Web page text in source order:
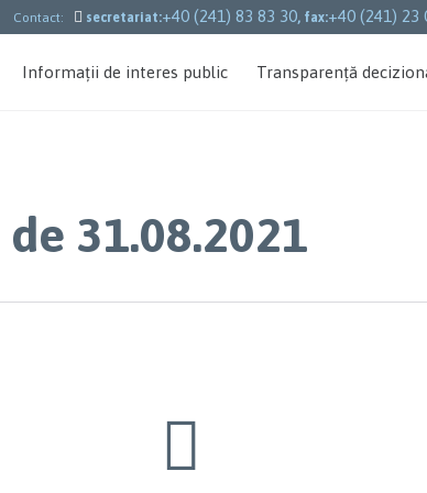
Contact:  secretariat:+40 (241) 83 83 30, fax:+40 (241) 23
Informații de interes public Transparență
31.08.2021
